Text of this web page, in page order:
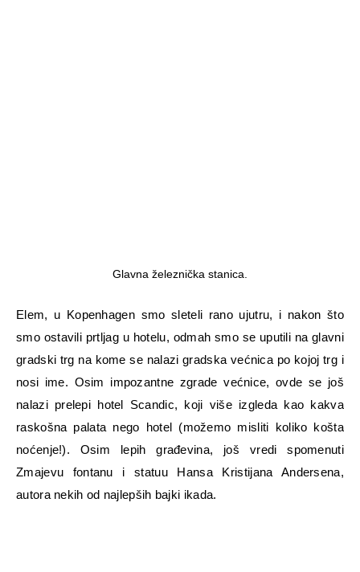
Glavna železnička stanica.
Elem, u Kopenhagen smo sleteli rano ujutru, i nakon što
smo ostavili prtljag u hotelu, odmah smo se uputili na glavni
gradski trg na kome se nalazi gradska većnica po kojoj trg i
nosi ime. Osim impozantne zgrade većnice, ovde se još
nalazi prelepi hotel Scandic, koji više izgleda kao kakva
raskošna palata nego hotel (možemo misliti koliko košta
noćenje!). Osim lepih građevina, još vredi spomenuti
Zmajevu fontanu i statuu Hansa Kristijana Andersena,
autora nekih od najlepših bajki ikada.